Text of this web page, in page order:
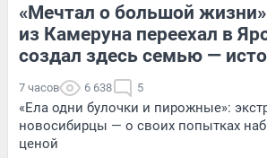
«Мечтал о большой
из Камеруна переехал в
создал здесь семью —
7 часов 6 638 5
«Ела одни булочки и пирожные»:
новосибирцы — о своих попытках
ценой